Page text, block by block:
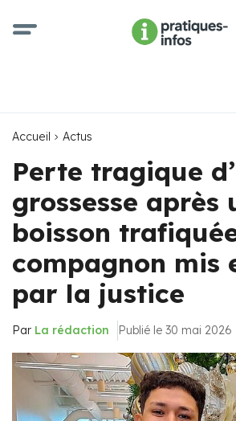
Accueil Actus
Perte tragique
grossesse après
boisson
compagnon mis
par la justice
Par La rédaction Publié le 30 mai 2026